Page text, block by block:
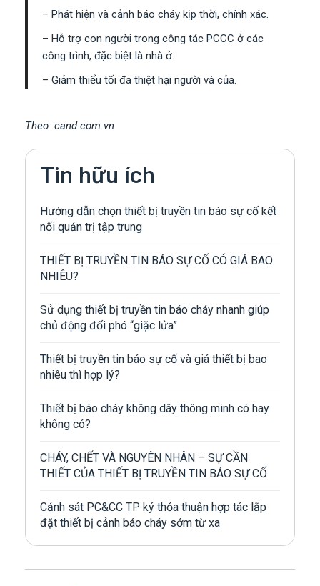
– Phát hiện và cảnh báo cháy kịp thời, chính xác.
– Hỗ trợ con người trong công tác PCCC ở các
công trình, đặc biệt là nhà ở.
– Giảm thiểu tối đa thiệt hại người và của.
Theo: cand.com.vn
Tin hữu ích
Hướng dẫn chọn thiết bị truyền tin báo sự cố kết
nối quản trị tập trung
THIẾT BỊ TRUYỀN TIN BÁO SỰ CỐ CÓ GIÁ BAO
NHIÊU?
Sử dụng thiết bị truyền tin báo cháy nhanh giúp
chủ động đối phó “giặc lửa”
Thiết bị truyền tin báo sự cố và giá thiết bị bao
nhiêu thì hợp lý?
Thiết bị báo cháy không dây thông minh có hay
không có?
CHÁY, CHẾT VÀ NGUYÊN NHÂN – SỰ CẦN
THIẾT CỦA THIẾT BỊ TRUYỀN TIN BÁO SỰ CỐ
Cảnh sát PC&CC TP ký thỏa thuận hợp tác lắp
đặt thiết bị cảnh báo cháy sớm từ xa